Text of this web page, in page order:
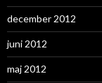
december 2012
juni 2012
maj 2012